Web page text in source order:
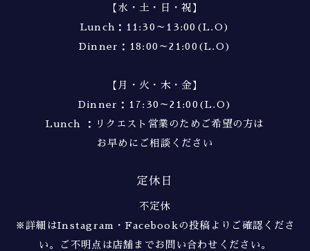
【水・土・日・祝】
Lunch：11:30～13:00(L.O)
Dinner：18:00～21:00(L.O)
【月・火・木・金】
Dinner：17:30～21:00(L.O)
Lunch ：リクエスト営業のためご希望の方は
お早めにご相談ください
定休日
不定休
※詳細はInstagram・Facebookの投稿よりご確認くださ
い。
ご不明点は店舗までお問い合わせください。